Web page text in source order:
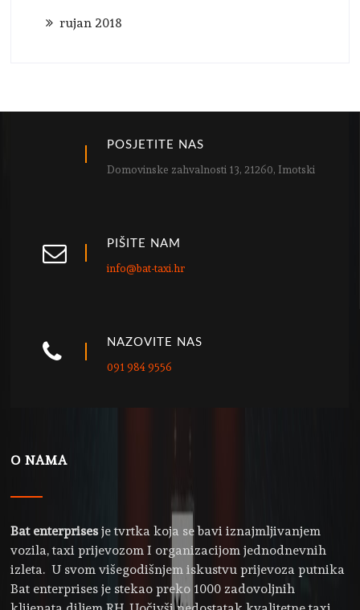
rujan 2018
POSJETITE NAS
Domovinske zahvalnosti 13, 21260, Imotski
PIŠITE NAM
info@bat-taxi.hr
NAZOVITE NAS
091 984 9556
O NAMA
Bat enterprises je tvrtka koja se bavi iznajmljivanjem
vozila, taxi prijevozom I organizacijom jednodnevnih
izleta. U svom višegodišnjem iskustvu prijevoza putnika
Bat enterprises je stekao preko 1000 zadovoljnih